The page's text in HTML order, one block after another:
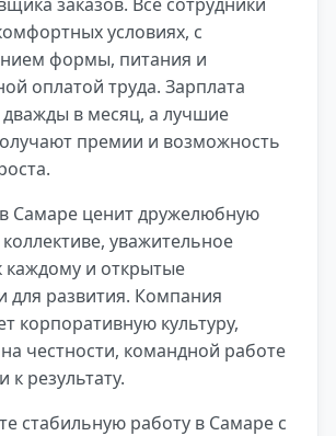
условиях, с
формы, питания и
оплатой труда. Зарплата
дважды в месяц, а лучшие
премии и возможность
Самаре ценит дружелюбную
уважительное
каждому и открытые
для развития. Компания
корпоративную культуру,
честности, командной работе
к результату.
стабильную работу в Самаре с